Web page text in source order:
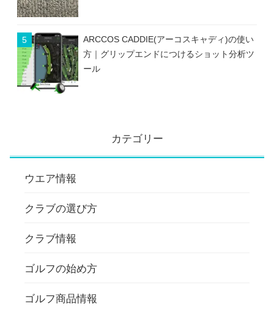
ARCCOS CADDIE(アーコスキャディ)の使い
方｜グリップエンドにつけるショット分析ツ
ール
カテゴリー
ウエア情報
クラブの選び方
クラブ情報
ゴルフの始め方
ゴルフ商品情報